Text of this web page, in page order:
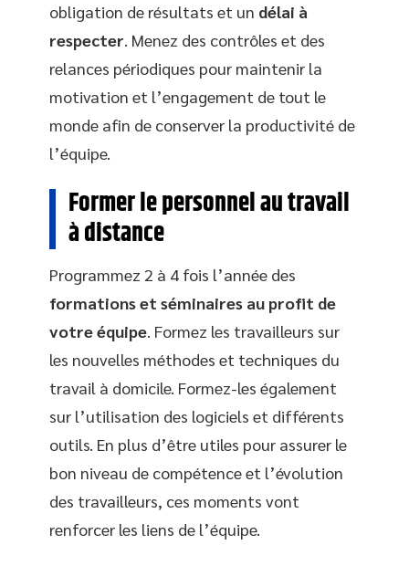
obligation de résultats et un délai à
respecter. Menez des contrôles et des
relances périodiques pour maintenir la
motivation et l’engagement de tout le
monde afin de conserver la productivité de
l’équipe.
Former le personnel au travail
à distance
Programmez 2 à 4 fois l’année des
formations et séminaires au profit de
votre équipe. Formez les travailleurs sur
les nouvelles méthodes et techniques du
travail à domicile. Formez-les également
sur l’utilisation des logiciels et différents
outils. En plus d’être utiles pour assurer le
bon niveau de compétence et l’évolution
des travailleurs, ces moments vont
renforcer les liens de l’équipe.